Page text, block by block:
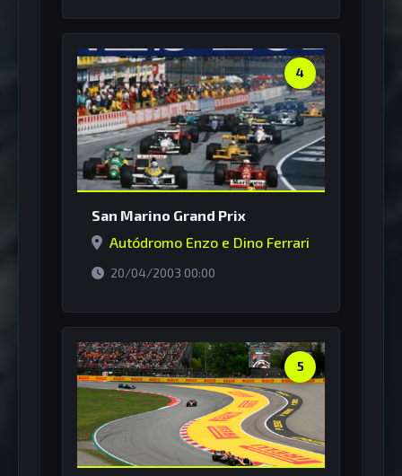
4
San Marino Grand Prix
Autódromo Enzo e Dino Ferrari
20/04/2003 00:00
5